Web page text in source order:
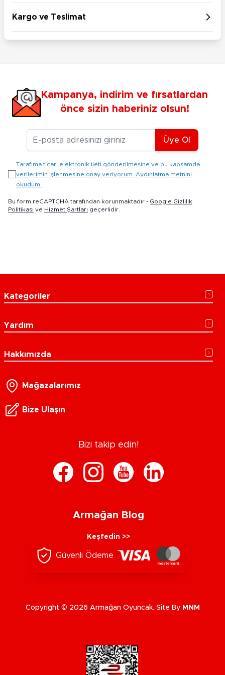
Kargo ve Teslimat
Kampanya, indirim ve fırsatlardan
önce sizin haberiniz olsun!
E-posta Adresiniz
Üye Ol
Tarafıma ticari elektronik ileti gönderilmesine ve bu kapsamda
verilerimin işlenmesine onay veriyorum. Aydınlatma metnini
okudum.
Bu form reCAPTCHA tarafından korunmaktadır - Google Gizlilik
Politikası ve Hizmet Şartları geçerlidir.
Kategoriler
Yardım
Hakkımızda
Mağazalarımız
Bize Ulaşın
Bizi takip edin!
Armağan Blog
Keşfedin >>
Güvenli Ödeme
Copyright © 2026 Armağan Oyuncak. Site By MNM